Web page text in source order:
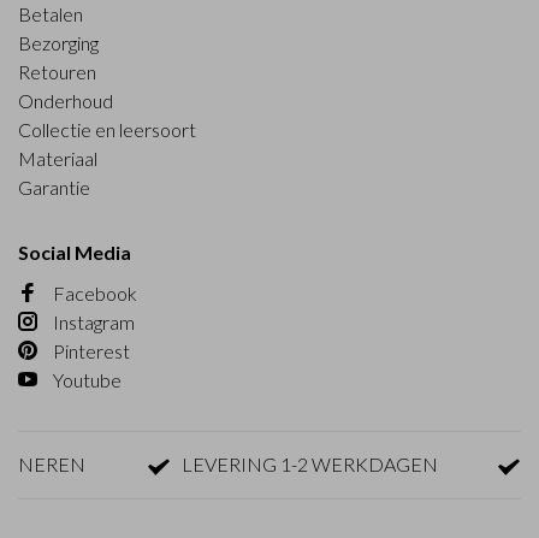
Betalen
Bezorging
Retouren
Onderhoud
Collectie en leersoort
Materiaal
Garantie
Social Media
Facebook
Instagram
Pinterest
Youtube
LEVERING 1-2 WERKDAGEN